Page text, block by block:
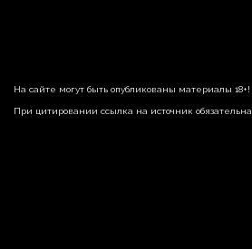
На сайте могут быть опубликованы материалы 18+!
При цитировании ссылка на источник обязательна.